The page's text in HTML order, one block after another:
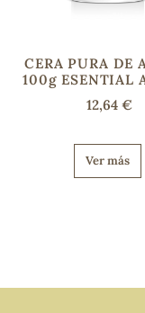
CERA PURA DE
100g ESENTIAL
12,64 €
Ver más